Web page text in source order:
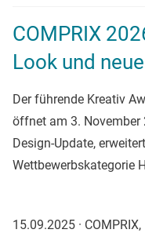
COMPRIX
Look und
Der führende Kreativ
öffnet am 3.
Design-Update,
Wettbewerbskategorie
15.09.2025 ·